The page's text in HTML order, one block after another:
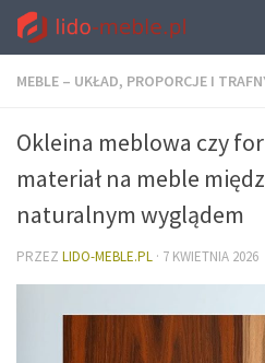
MEBLE – UKŁAD, PROPORCJE I
Okleina meblowa czy
materiał na meble
naturalnym wyglądem
PRZEZ LIDO-MEBLE.PL · 7 KWIETNIA 2026